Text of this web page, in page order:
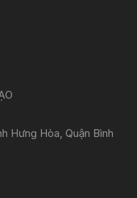
Hưng Hòa, Quận Bình